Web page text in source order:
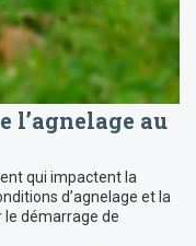
l’agnelage au
qui impactent la
d’agnelage et la
démarrage de